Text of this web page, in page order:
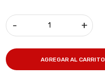
- +
AGREGAR AL CARRITO